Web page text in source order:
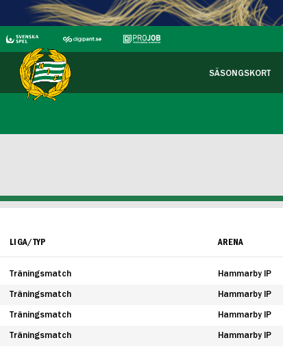
SÄSONGSKORT
LIGA/TYP ARENA
Träningsmatch Hammarby IP
Träningsmatch Hammarby IP
Träningsmatch Hammarby IP
Träningsmatch Hammarby IP